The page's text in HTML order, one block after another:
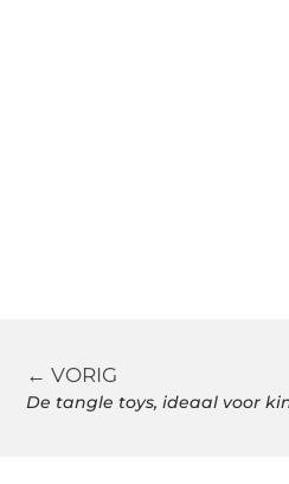
← VORIG
De tangle toys, ideaal voor